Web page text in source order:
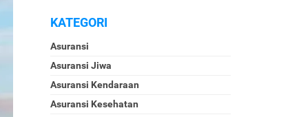
KATEGORI
Asuransi
Asuransi Jiwa
Asuransi Kendaraan
Asuransi Kesehatan